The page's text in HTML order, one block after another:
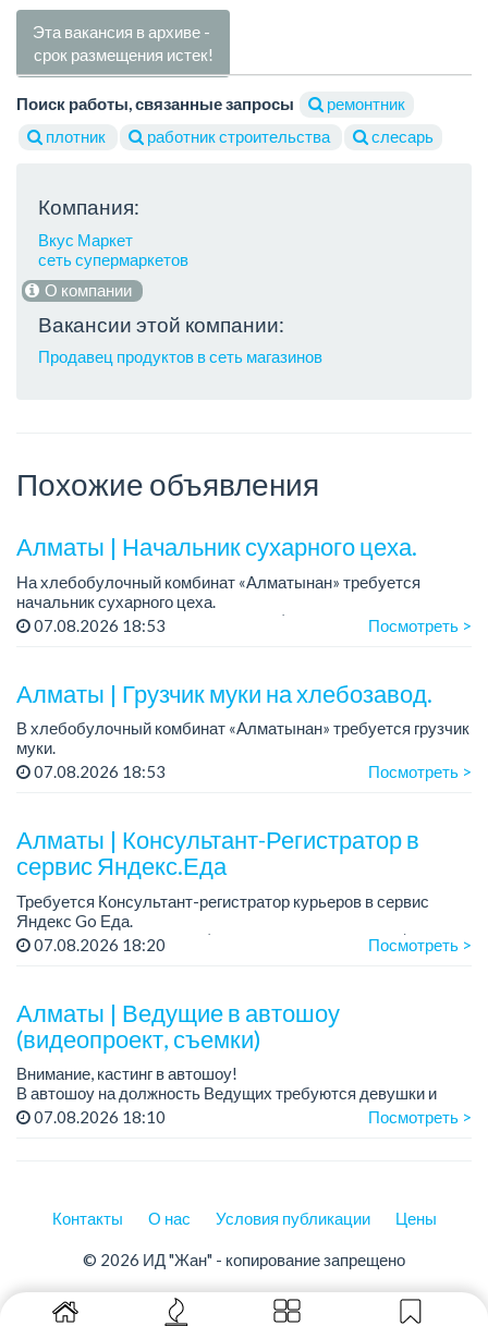
Эта вакансия в архиве -
срок размещения истек!
Поиск работы, связанные запросы
ремонтник
плотник
работник строительства слесарь
Компания:
Вкус Маркет
сеть супермаркетов
О компании
Вакансии этой компании:
Продавец продуктов в сеть магазинов
Похожие объявления
Алматы | Начальник сухарного цеха.
На хлебобулочный комбинат «Алматынан» требуется
начальник сухарного цеха.
Зарплата: от 300 000 тенге на руки (обсуждается на
Требования: оп...
07.08.2026 18:53 Посмотреть >
Алматы | Грузчик муки на хлебозавод.
В хлебобулочный комбинат «Алматынан» требуется грузчик
муки.
График работы: 5/2, с 09.00 до 18.00.
07.08.2026 18:53 Посмотреть >
Алматы | Консультант-Регистратор в
сервис Яндекс.Еда
Требуется Консультант-регистратор курьеров в сервис
Яндекс Go Еда.
Условия: работа в офисе (Абылай хана - Макатаева).
07.08.2026 18:20 Посмотреть >
Алматы | Ведущие в автошоу
(видеопроект, съемки)
Внимание, кастинг в автошоу!
В автошоу на должность Ведущих требуются девушки и
парни. А также авто эксперты и авто перекупы.
07.08.2026 18:10 Посмотреть >
Контакты О нас Условия публикации Цены
© 2026 ИД "Жан" - копирование запрещено